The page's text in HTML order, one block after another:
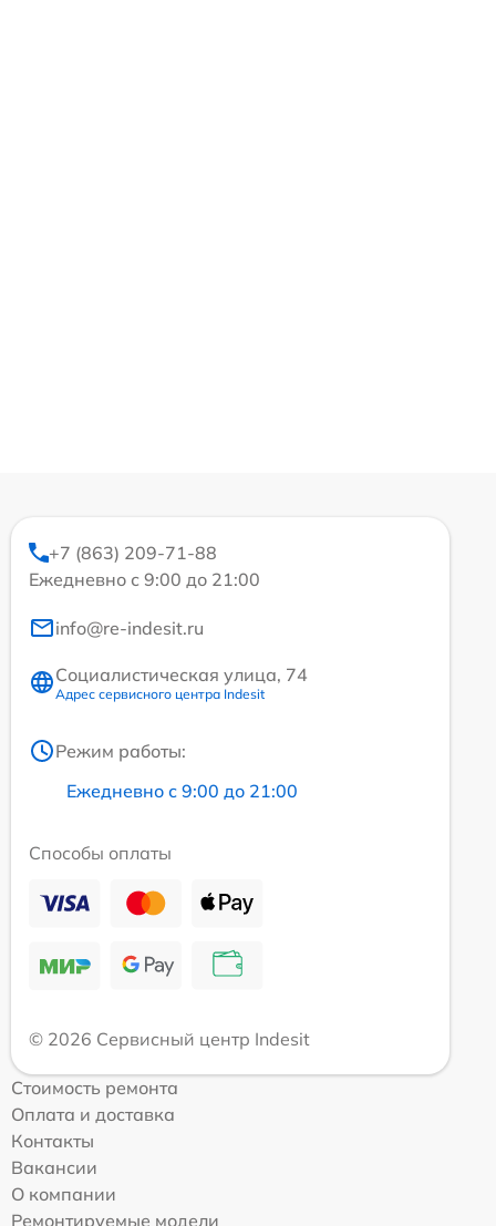
+7 (863) 209-71-88
Ежедневно с 9:00 до 21:00
info@re-indesit.ru
Социалистическая улица, 74
Адрес сервисного центра Indesit
Режим работы:
Ежедневно с 9:00 до 21:00
Способы оплаты
© 2026 Сервисный центр Indesit
Стоимость ремонта
Оплата и доставка
Контакты
Вакансии
О компании
Ремонтируемые модели